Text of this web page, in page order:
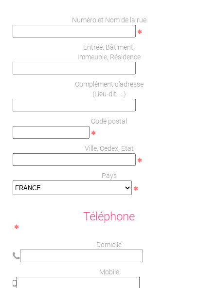
Numéro et Nom de la rue
Entrée, Bâtiment,
Immeuble, Résidence
Complément d'adresse
(Lieu-dit, ...)
Code postal
Ville, Cedex, Etat
Pays
Téléphone
Domicile
Mobile